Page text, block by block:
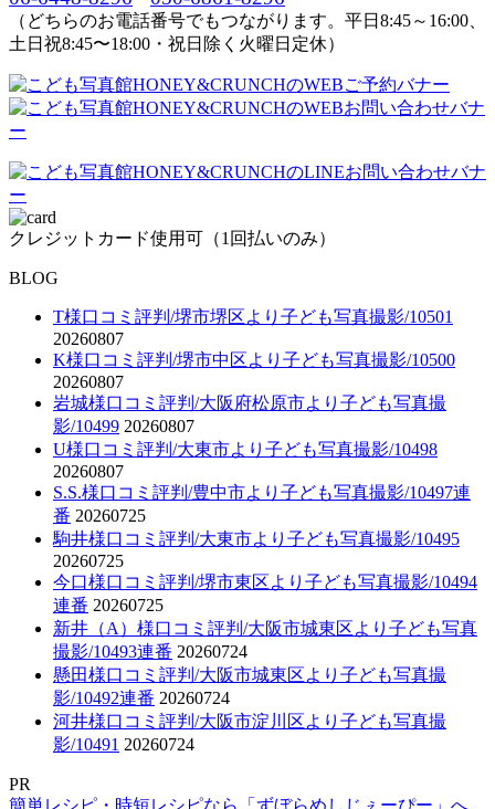
（どちらのお電話番号でもつながります。平日8:45～16:00、
土日祝8:45〜18:00・祝日除く火曜日定休）
クレジットカード使用可（1回払いのみ）
BLOG
T様口コミ評判/堺市堺区より子ども写真撮影/10501
20260807
K様口コミ評判/堺市中区より子ども写真撮影/10500
20260807
岩城様口コミ評判/大阪府松原市より子ども写真撮
影/10499 20260807
U様口コミ評判/大東市より子ども写真撮影/10498
20260807
S.S.様口コミ評判/豊中市より子ども写真撮影/10497連
番 20260725
駒井様口コミ評判/大東市より子ども写真撮影/10495
20260725
今口様口コミ評判/堺市東区より子ども写真撮影/10494
連番 20260725
新井（A）様口コミ評判/大阪市城東区より子ども写真
撮影/10493連番 20260724
懸田様口コミ評判/大阪市城東区より子ども写真撮
影/10492連番 20260724
河井様口コミ評判/大阪市淀川区より子ども写真撮
影/10491 20260724
PR
簡単レシピ・時短レシピなら「ずぼらめしじぇーぴー」へ。